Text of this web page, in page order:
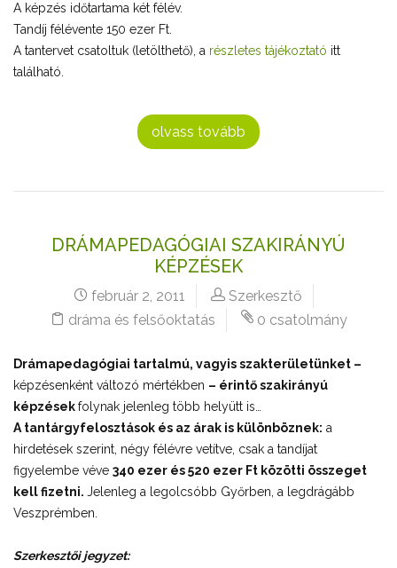
A képzés időtartama két félév.
Tandíj félévente 150 ezer Ft.
A tantervet csatoltuk (letölthető), a részletes tájékoztató itt
található.
olvass tovább
DRÁMAPEDAGÓGIAI SZAKIRÁNYÚ
KÉPZÉSEK
február 2, 2011
Szerkesztő
dráma és felsőoktatás
0 csatolmány
Drámapedagógiai tartalmú, vagyis szakterületünket –
képzésenként változó mértékben – érintő szakirányú
képzésekfolynak jelenleg több helyütt is…
A tantárgyfelosztások és az árak is különböznek: a
hirdetések szerint, négy félévre vetítve, csak a tandíjat
figyelembe véve 340 ezer és 520 ezer Ft közötti összeget
kell fizetni. Jelenleg a legolcsóbb Győrben, a legdrágább
Veszprémben.
Szerkesztői jegyzet: